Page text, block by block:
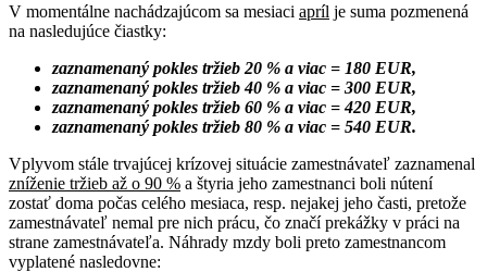
V momentálne nachádzajúcom sa mesiaci apríl je suma pozmenená
na nasledujúce čiastky:
zaznamenaný pokles tržieb 20 % a viac = 180 EUR,
zaznamenaný pokles tržieb 40 % a viac = 300 EUR,
zaznamenaný pokles tržieb 60 % a viac = 420 EUR,
zaznamenaný pokles tržieb 80 % a viac = 540 EUR.
Vplyvom stále trvajúcej krízovej situácie zamestnávateľ zaznamenal
zníženie tržieb až o 90 % a štyria jeho zamestnanci boli nútení
zostať doma počas celého mesiaca, resp. nejakej jeho časti, pretože
zamestnávateľ nemal pre nich prácu, čo značí prekážky v práci na
strane zamestnávateľa. Náhrady mzdy boli preto zamestnancom
vyplatené nasledovne: